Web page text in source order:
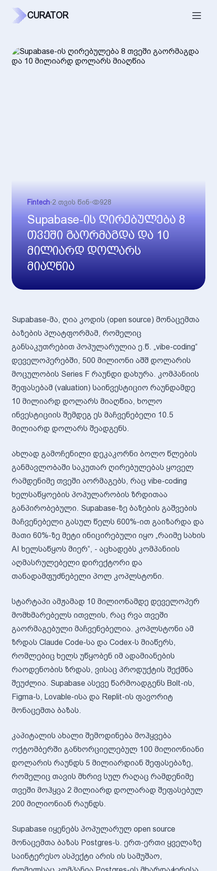
CURATOR
Fintech•2 თვის წინ• 928
Supabase-ის ღირებულება 8
თვეში გაორმაგდა და 10
მილიარდ დოლარს
მიაღწია
Supabase-მა, ღია კოდის (open source) მონაცემთა
ბაზების პლატფორმამ, რომელიც
განსაკუთრებით პოპულარულია ე.წ. „vibe-coding“
დეველოპერებში, 500 მილიონი აშშ დოლარის
მოცულობის Series F რაუნდი დახურა. კომპანიის
შეფასებამ (valuation) საინვესტიციო რაუნდამდე
10 მილიარდ დოლარს მიაღწია, ხოლო
ინვესტიციის შემდეგ ეს მაჩვენებელი 10.5
მილიარდ დოლარს შეადგენს.
ახლად გამოჩენილი დეკაკორნი ბოლო წლების
განმავლობაში საკუთარ ღირებულებას ყოველ
რამდენიმე თვეში აორმაგებს, რაც vibe-coding
ხელსაწყოების პოპულარობის ზრდითაა
განპირობებული. Supabase-ზე ბაზების გაშვების
მაჩვენებელი გასულ წელს 600%-ით გაიზარდა და
მათი 60%-ზე მეტი ინიცირებული იყო „რაიმე სახის
AI ხელსაწყოს მიერ“, - აცხადებს კომპანიის
აღმასრულებელი დირექტორი და
თანადამფუძნებელი პოლ კოპლსტონი.
სტარტაპი ამჟამად 10 მილიონამდე დეველოპერ
მომხმარებელს ითვლის, რაც რვა თვეში
გაორმაგებული მაჩვენებელია. კოპლსტონი ამ
ზრდას Claude Code-სა და Codex-ს მიაწერს,
რომლებიც ხელს უწყობენ იმ ადამიანების
რაოდენობის ზრდას, ვისაც პროდუქტის შექმნა
შეუძლია. Supabase ასევე წარმოადგენს Bolt-ის,
Figma-ს, Lovable-ისა და Replit-ის ფავორიტ
მონაცემთა ბაზას.
კაპიტალის ახალი შემოდინება მოჰყვება
ოქტომბერში განხორციელებულ 100 მილიონიანი
დოლარის რაუნდს 5 მილიარდიან შეფასებაზე,
რომელიც თავის მხრივ სულ რაღაც რამდენიმე
თვეში მოჰყვა 2 მილიარდ დოლარად შეფასებულ
200 მილიონიან რაუნდს.
Supabase იყენებს პოპულარულ open source
მონაცემთა ბაზას Postgres-ს. ერთ-ერთი ყველაზე
საინტერესო ასპექტი არის ის სამუშაო,